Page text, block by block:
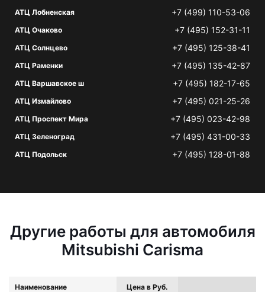
АТЦ Лобненская +7 (499) 110-53-06
АТЦ Очаково +7 (495) 152-31-11
АТЦ Солнцево +7 (495) 125-38-41
АТЦ Раменки +7 (495) 135-42-87
АТЦ Варшавское ш +7 (495) 182-17-65
АТЦ Измайлово +7 (495) 021-25-26
АТЦ Проспект Мира +7 (495) 023-42-98
АТЦ Зеленоград +7 (495) 431-00-33
АТЦ Подольск +7 (495) 128-01-88
Другие работы для автомобиля
Mitsubishi Carisma
Наименование Цена в Руб.